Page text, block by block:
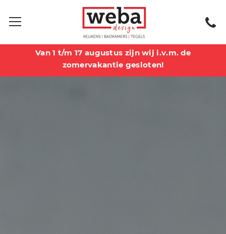
Van 1 t/m 17 augustus zijn wij i.v.m. de
zomervakantie gesloten!